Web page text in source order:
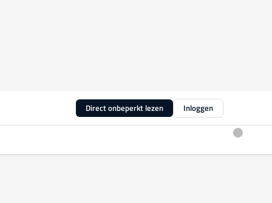
Direct onbeperkt lezen Inloggen